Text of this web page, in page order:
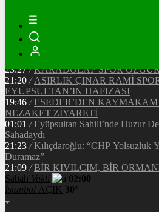
/ MHP EYÜPSULTAN
13:33
/ BAŞKAN DR. MİTHAT
KAMUOYUNA AÇIKLAMA
Makyaj Sanatçısı Uzay Damla
Başarılarıyla Türkiye’yi Temsil Ediyor
23:27 / KARADOLAP SPOR
21:20 / ASIRLIK ÇINAR RAMİ
EYÜPSULTAN’IN HAFIZASI
19:46 / ESEDER’DEN
NEZAKET ZİYARETİ
01:01 / Eyüpsultan Sahili’nde Huzur
Sahadaydı
21:23 / Kılıçdaroğlu: “CHP Yolsuzluk
Duramaz”
21:09 / BİR KIVILCIM, BİR
Sabah Vakti
02:00
İstanbul AÇIK 30°